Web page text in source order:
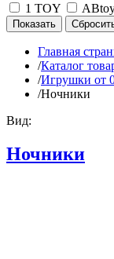
1 TOY
Главная
/Каталог
/Игрушки от
/Ночники
Вид:
Ночники